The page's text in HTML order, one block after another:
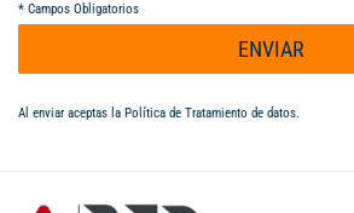
* Campos Obligatorios
ENVIAR
Al enviar aceptas la Política de Tratamiento de datos.